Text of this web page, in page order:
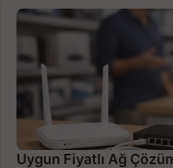
Uygun Fiyatlı Ağ